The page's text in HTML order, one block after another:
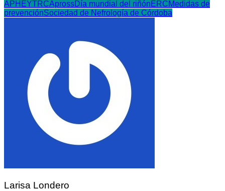
APHEYTRCAprossDía mundial del riñónERCMedidas de
prevenciónSociedad de Nefrología de Córdoba
Larisa Londero